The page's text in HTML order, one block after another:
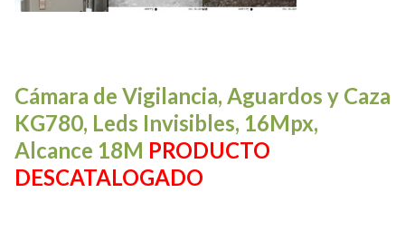
Cámara de Vigilancia, Aguardos y Caza
KG780, Leds Invisibles, 16Mpx,
Alcance 18M PRODUCTO
DESCATALOGADO